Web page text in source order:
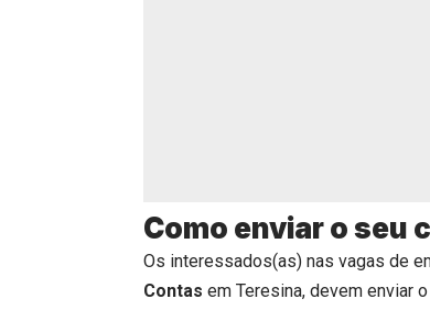
Como enviar o seu
Os interessados(as) nas vagas de
Contas em Teresina, devem enviar